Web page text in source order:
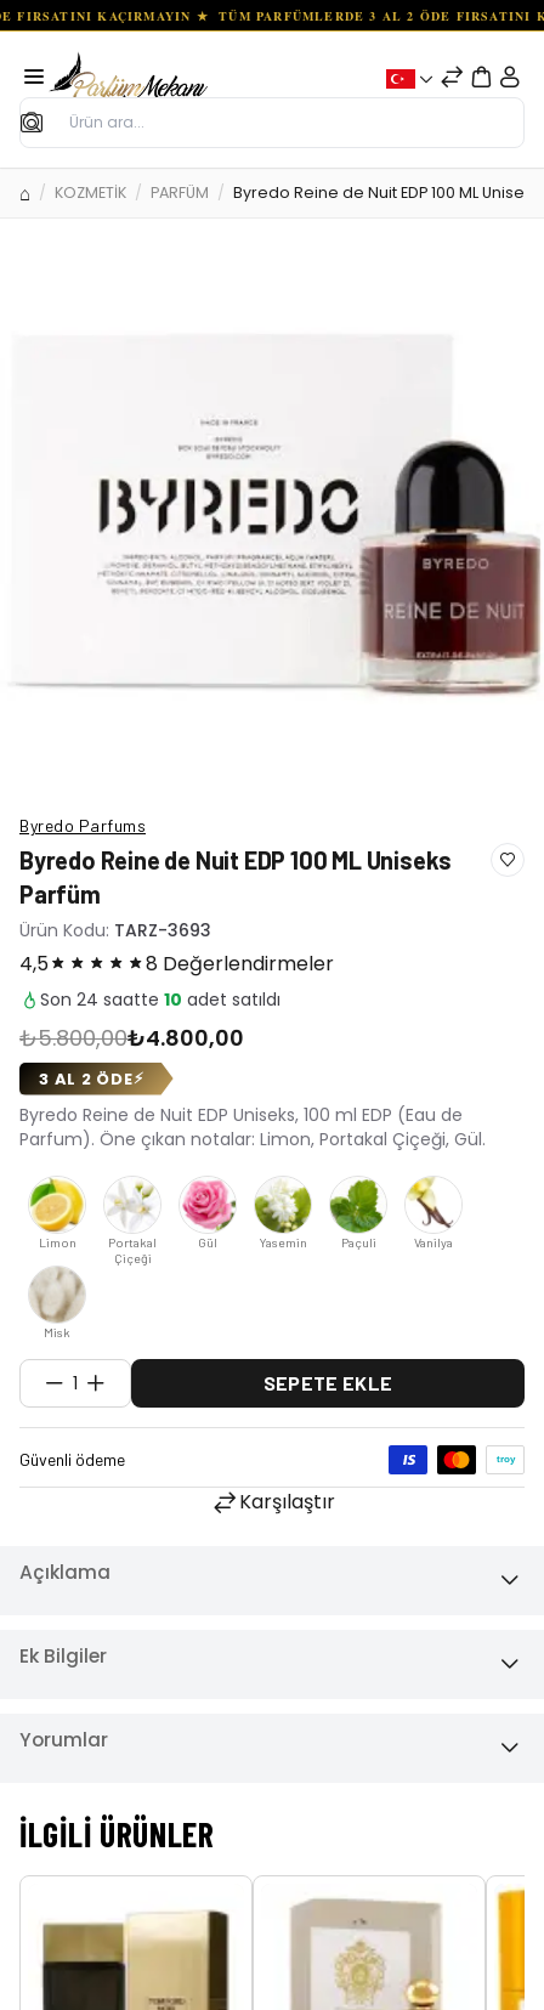
Ara
KOZMETİK PARFÜM Byredo Reine de Nuit EDP 100 ML
Byredo Parfums
Byredo Reine de Nuit EDP 100 ML Uniseks
Parfüm
Ürün Kodu: TARZ-3693
4,5 8 Değerlendirmeler
Son 24 saatte 10 adet satıldı
₺5.800,00₺4.800,00
3 AL 2 ÖDE⚡
Byredo Reine de Nuit EDP Uniseks, 100 ml EDP (Eau de
Parfum). Öne çıkan notalar: Limon, Portakal Çiçeği, Gül.
Limon
Portakal
Çiçeği
Gül Yasemin Paçuli Vanilya
Misk
1 SEPETE EKLE
Karşılaştır
Açıklama
Ek Bilgiler
Yorumlar
İLGILI ÜRÜNLER